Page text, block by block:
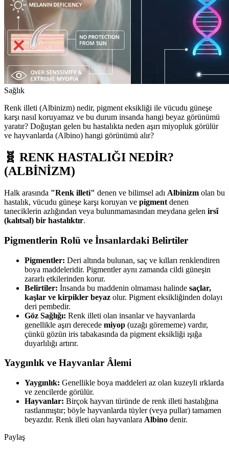
Sağlık
Renk illeti (Albinizm) nedir, pigment eksikliği ile vücudu güneşe
karşı nasıl koruyamaz ve bu durum insanda hangi beyaz görünümü
yaratır? Doğuştan gelen bu hastalıkta neden aşırı miyopluk görülür
ve hayvanlarda (Albino) hangi görünümü alır?
🧬 RENK HASTALIĞI NEDİR?
(ALBİNİZM)
Halk arasında "Renk illeti" denen ve bilimsel adı Albinizm olan bu
hastalık, vücudu güneşe karşı koruyan ve pigment denen
taneciklerin azlığından veya bulunmamasından meydana gelen irsî
(kalıtsal) bir hastalıktır.
Pigmentlerin Rolü ve İnsanlardaki Belirtiler
Pigmentler: Deri altında bulunan, saç ve kılları renklendiren
boya maddeleridir. Pigmentler aynı zamanda cildi güneşin
zararlı etkilerinden korur.
Belirtiler: İnsanda bu maddenin olmaması halinde saçlar,
kaşlar ve kirpikler beyaz olur. Pigment eksikliğinden dolayı
deri pembedir.
Göz Sağlığı: Renk illeti olan insanlar ve hayvanlarda
genellikle aşırı derecede miyop (uzağı görememe) vardır,
çünkü gözün iris tabakasında da pigment eksikliği ışığa
duyarlılığı artırır.
Yaygınlık ve Hayvanlar Âlemi
Yaygınlık: Genellikle boya maddeleri az olan kuzeyli ırklarda
ve zencilerde görülür.
Hayvanlar: Birçok hayvan türünde de renk illeti hastalığına
rastlanmıştır; böyle hayvanlarda tüyler (veya pullar) tamamen
beyazdır. Renk illeti olan hayvanlara Albino denir.
Paylaş